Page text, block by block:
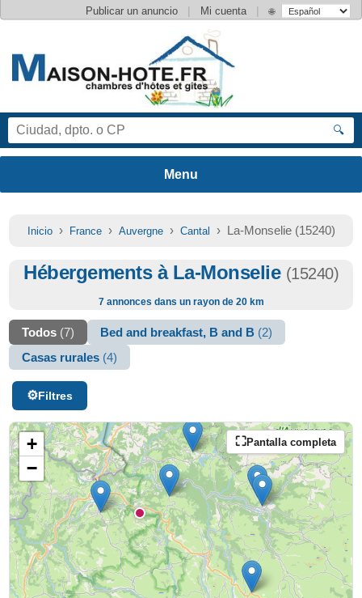
Publicar un anuncio | Mi cuenta | 🌐
🔍
Inicio› France› Auvergne› Cantal › La-Monselie (15240)
Hébergements à La-Monselie (15240)
7 annonces dans un rayon de 20 km
Todos (7) Bed and breakfast, B and B (2)
Casas rurales (4)
Filtres
Pantalla completa
+
−